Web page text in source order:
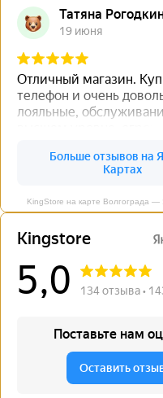
KingStore на карте Волгограда —